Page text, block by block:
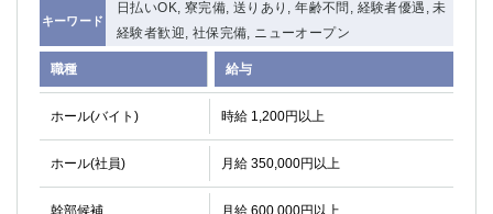
キーワード
日払いOK, 寮完備, 送りあり, 年齢不問, 経験者優遇, 未
経験者歓迎, 社保完備, ニューオープン
職種 給与
ホール(バイト) 時給 1,200円以上
ホール(社員) 月給 350,000円以上
幹部候補 月給 600,000円以上